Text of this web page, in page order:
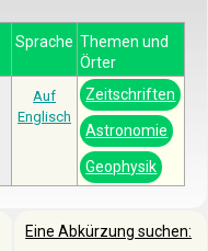
Sprache Themen und
Örter
Auf
Englisch
Zeitschriften
Astronomie
Geophysik
Eine Abkürzung suchen: